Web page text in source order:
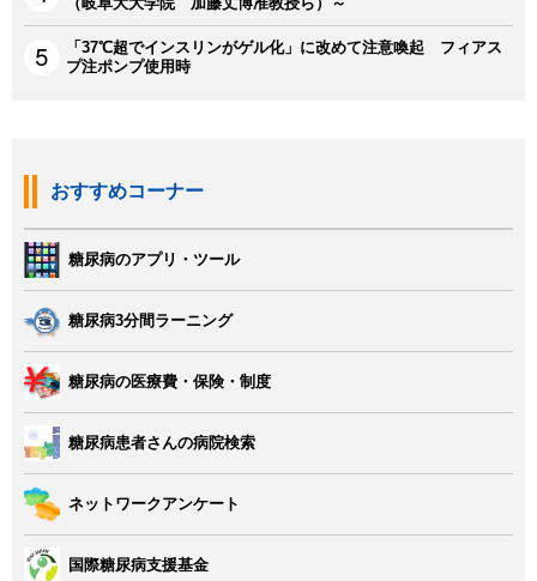
「37℃超でインスリンがゲル化」に改めて注意喚起 フィアス
プ注ポンプ使用時
おすすめコーナー
糖尿病のアプリ・ツール
糖尿病3分間ラーニング
糖尿病の医療費・保険・制度
糖尿病患者さんの病院検索
ネットワークアンケート
国際糖尿病支援基金